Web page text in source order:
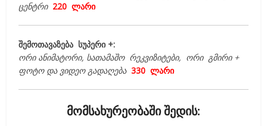
ცენტრი 220 ლარი
შემოთავაზება სუპერი +:
ორი ანიმატორი, სათამაშო რეკვიზიტები, ორი გმირი +
ფოტო და ვიდეო გადაღება 330 ლარი
მომსახურეობაში შედის: